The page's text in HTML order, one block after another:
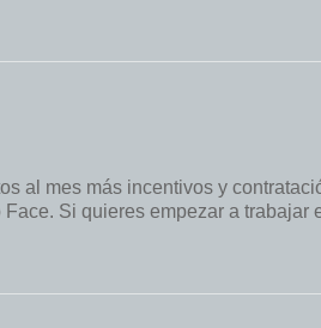
al mes más incentivos y
Si quieres empezar a trabajar